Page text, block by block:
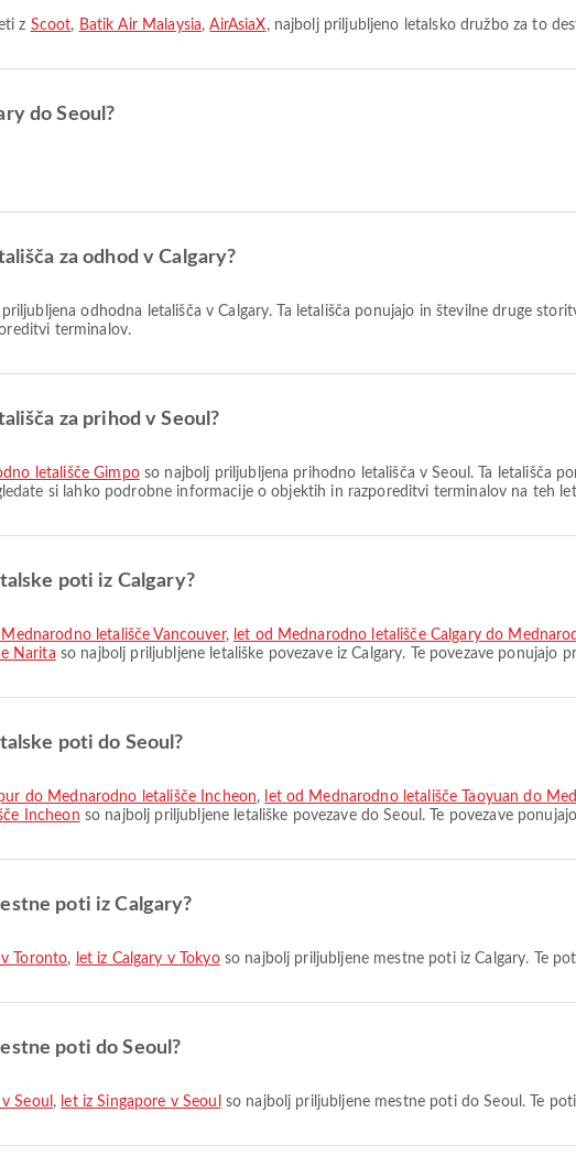
z Scoot, Batik Air Malaysia,AirAsiaX, najbolj priljubljeno letalsko družbo za to
do Seoul?
za odhod v Calgary?
odhodna letališča v Calgary. Ta letališča ponujajo in številne druge
terminalov.
za prihod v Seoul?
letališče Gimposo najbolj priljubljena prihodno letališča v Seoul. Ta letališča
si lahko podrobne informacije o objektih in razporeditvi terminalov na teh
poti iz Calgary?
letališče Vancouver, let od Mednarodno letališče Calgary do
Narita so najbolj priljubljene letališke povezave iz Calgary. Te povezave ponujajo
poti do Seoul?
do Mednarodno letališče Incheon, let od Mednarodno letališče Taoyuan do
Incheon so najbolj priljubljene letališke povezave do Seoul. Te povezave
poti iz Calgary?
v Toronto, let iz Calgary v Tokyoso najbolj priljubljene mestne poti iz Calgary. Te
poti do Seoul?
Seoul , let iz Singapore v Seoul so najbolj priljubljene mestne poti do Seoul. Te